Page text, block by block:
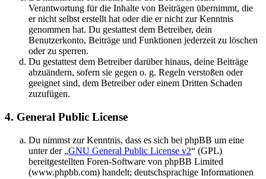
Verantwortung für die Inhalte von Beiträgen übernimmt, die
er nicht selbst erstellt hat oder die er nicht zur Kenntnis
genommen hat. Du gestattest dem Betreiber, dein
Benutzerkonto, Beiträge und Funktionen jederzeit zu löschen
oder zu sperren.
Du gestattest dem Betreiber darüber hinaus, deine Beiträge
abzuändern, sofern sie gegen o. g. Regeln verstoßen oder
geeignet sind, dem Betreiber oder einem Dritten Schaden
zuzufügen.
4. General Public License
Du nimmst zur Kenntnis, dass es sich bei phpBB um eine
unter der „GNU General Public License v2“ (GPL)
bereitgestellten Foren-Software von phpBB Limited
(www.phpbb.com) handelt; deutschsprachige Informationen